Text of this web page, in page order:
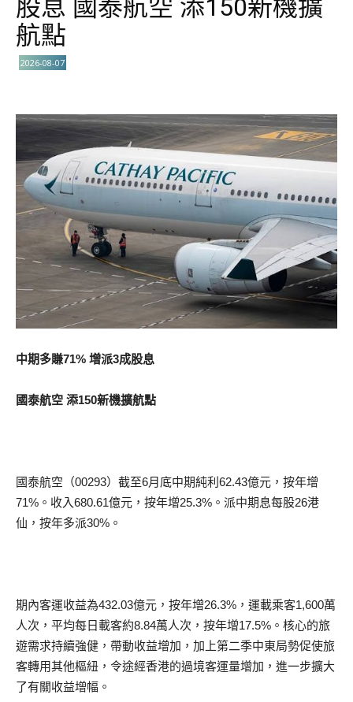
股息 國泰航空 添150新機擴
航點
2026-08-07
中期多賺71% 增派3成股息
國泰航空 添150新機擴航點
國泰航空（00293）截至6月底中期純利62.43億元，按年增
71%。收入680.61億元，按年增25.3%。派中期息每股26港
仙，按年多派30%。
期內客運收益為432.03億元，按年增26.3%，運載乘客1,600萬
人次，平均每日載客約8.84萬人次，按年增17.5%。核心的旅
遊需求持續強健，帶動收益增加，加上第二季中東局勢促使旅
客轉用其他樞紐，令途經香港的過境客運量增加，進一步擴大
了有關收益增幅。